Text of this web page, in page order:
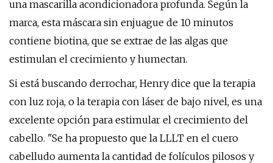
una mascarilla acondicionadora profunda. Según la
marca, esta máscara sin enjuague de 10 minutos
contiene biotina, que se extrae de las algas que
estimulan el crecimiento y humectan.
Si está buscando derrochar, Henry dice que la terapia
con luz roja, o la terapia con láser de bajo nivel, es una
excelente opción para estimular el crecimiento del
cabello. "Se ha propuesto que la LLLT en el cuero
cabelludo aumenta la cantidad de folículos pilosos y